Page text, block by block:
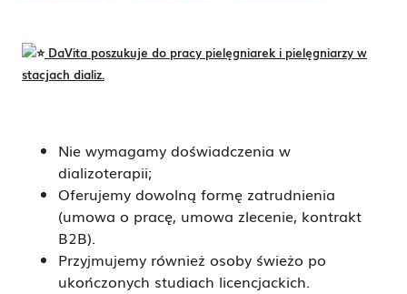
DaVita poszukuje do pracy pielęgniarek i pielęgniarzy w
stacjach dializ.
Nie wymagamy doświadczenia w
dializoterapii;
Oferujemy dowolną formę zatrudnienia
(umowa o pracę, umowa zlecenie, kontrakt
B2B).
Przyjmujemy również osoby świeżo po
ukończonych studiach licencjackich.